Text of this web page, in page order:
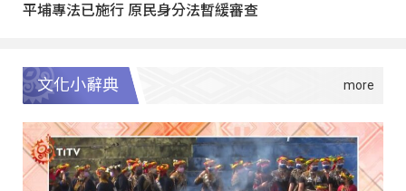
平埔專法已施行 原民身分法暫緩審查
文化小辭典